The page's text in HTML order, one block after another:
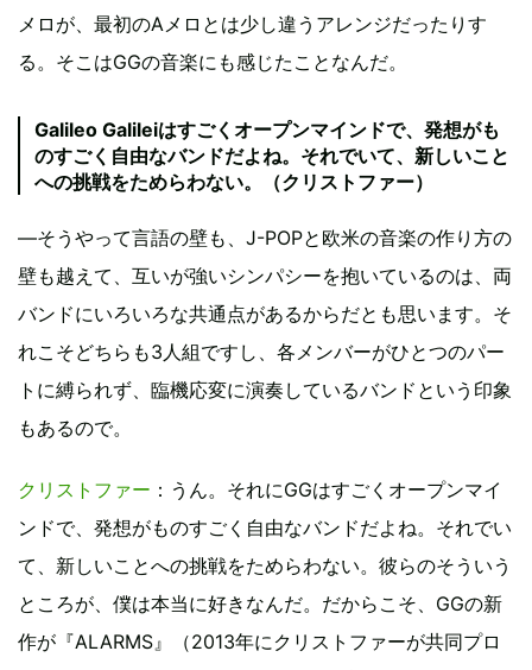
メロが、最初のAメロとは少し違うアレンジだったりす
る。そこはGGの音楽にも感じたことなんだ。
Galileo Galileiはすごくオープンマインドで、発想がも
のすごく自由なバンドだよね。それでいて、新しいこと
への挑戦をためらわない。（クリストファー）
―そうやって言語の壁も、J-POPと欧米の音楽の作り方の
壁も越えて、互いが強いシンパシーを抱いているのは、両
バンドにいろいろな共通点があるからだとも思います。そ
れこそどちらも3人組ですし、各メンバーがひとつのパー
トに縛られず、臨機応変に演奏しているバンドという印象
もあるので。
クリストファー ：うん。それにGGはすごくオープンマイ
ンドで、発想がものすごく自由なバンドだよね。それでい
て、新しいことへの挑戦をためらわない。彼らのそういう
ところが、僕は本当に好きなんだ。だからこそ、GGの新
作が『ALARMS』（2013年にクリストファーが共同プロ